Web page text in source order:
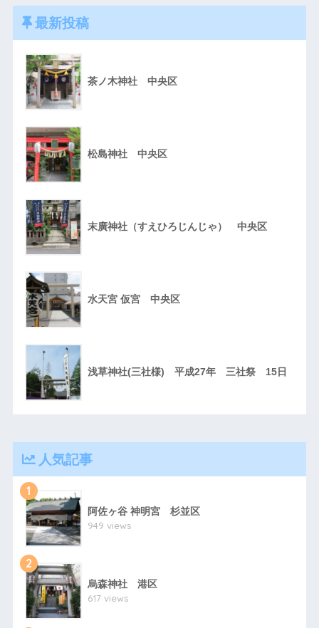
最新投稿
茶ノ木神社 中央区
松島神社 中央区
末廣神社（すえひろじんじゃ） 中央区
水天宮 仮宮 中央区
浅草神社(三社様) 平成27年 三社祭 15日
人気記事
1
阿佐ヶ谷 神明宮 杉並区
949 views
2
烏森神社 港区
617 views